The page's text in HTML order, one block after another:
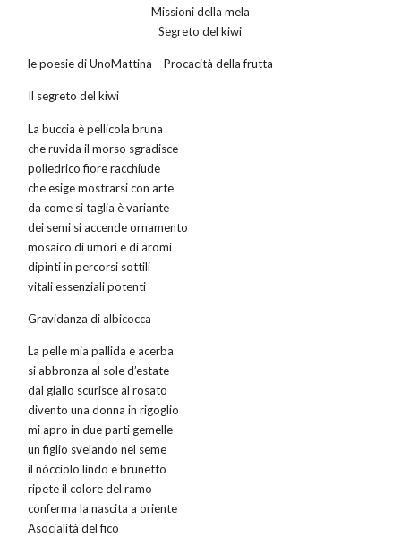
Missioni della mela
Segreto del kiwi
le poesie di UnoMattina – Procacità della frutta
Il segreto del kiwi
La buccia è pellicola bruna
che ruvida il morso sgradisce
poliedrico fiore racchiude
che esige mostrarsi con arte
da come si taglia è variante
dei semi si accende ornamento
mosaico di umori e di aromi
dipinti in percorsi sottili
vitali essenziali potenti
Gravidanza di albicocca
La pelle mia pallida e acerba
si abbronza al sole d’estate
dal giallo scurisce al rosato
divento una donna in rigoglio
mi apro in due parti gemelle
un figlio svelando nel seme
il nòcciolo lindo e brunetto
ripete il colore del ramo
conferma la nascita a oriente
Asocialità del fico